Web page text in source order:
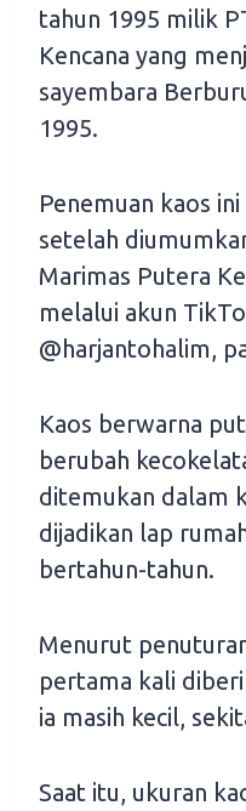
tahun 1995 milik
Kencana yang
sayembara
1995.
Penemuan kaos
setelah
Marimas Putera
melalui akun
@harjantohalim,
Kaos berwarna
berubah
ditemukan dalam
dijadikan lap
bertahun-tahun.
Menurut
pertama kali
ia masih kecil,
Saat itu, ukuran